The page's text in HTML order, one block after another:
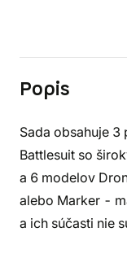
Popis
Sada obsahuje
Battlesuit so
a 6 modelov
alebo Marker -
a ich súčasti nie